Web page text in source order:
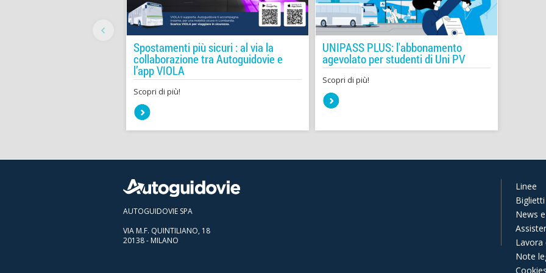
Spostamenti più sicuri : al via la
collaborazione tra Autoguidovie e
l’app VIOLA
Scopri di più!
UNIPASS PLUS: l'abbonamento
agevolato per studenti di Uni PV
Scopri di più!
AUTOGUIDOVIE SPA
VIA M.F. QUINTILIANO, 18
20138 - MILANO
Linee
Biglietti
News
Lavora
Note
Cookies